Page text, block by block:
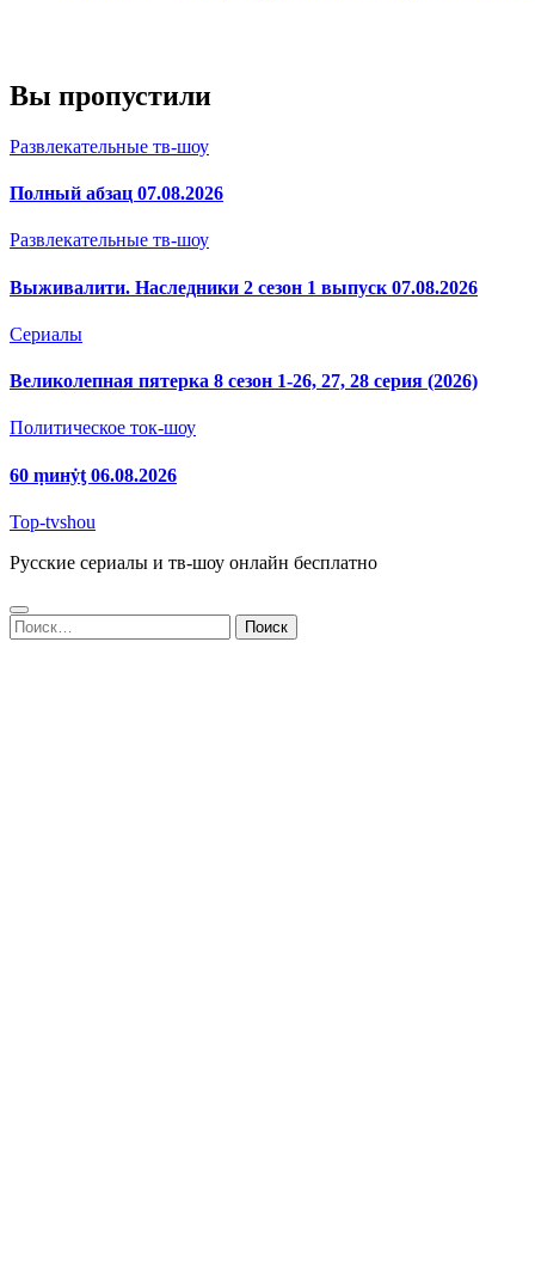
Вы пропустили
Развлекательные тв-шоу
Полный абзац 07.08.2026
Развлекательные тв-шоу
Выживалити. Наследники 2 сезон 1 выпуск 07.08.2026
Сериалы
Великолепная пятерка 8 сезон 1-26, 27, 28 серия (2026)
Политическое ток-шоу
60 ṃинẏƫ 06.08.2026
Top-tvshou
Русские сериалы и тв-шоу онлайн бесплатно
Найти: